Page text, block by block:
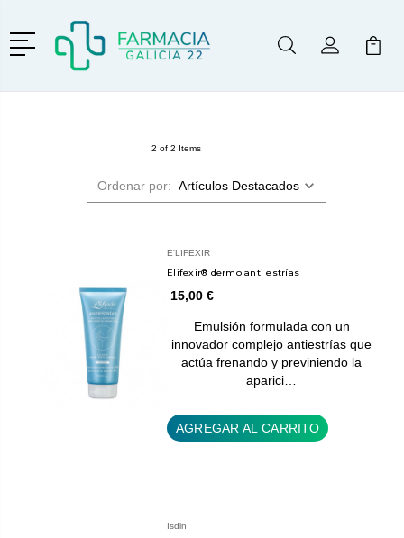
Menú
BuscarMi Cuenta
Mi
2 of 2 Items
Ordenar por:
E'LIFEXIR
Elifexir® dermo anti estrías
15,00 €
Emulsión formulada con un
innovador complejo antiestrías que
actúa frenando y previniendo la
aparici…
AGREGAR AL CARRITO
Isdin